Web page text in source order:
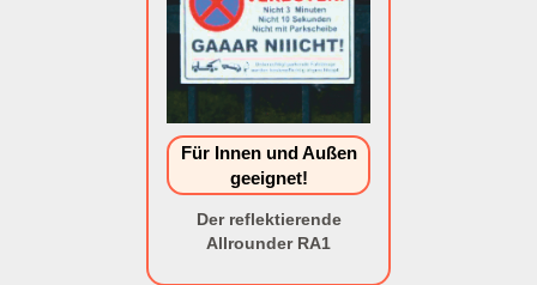
Für Innen und Außen
geeignet!
Der reflektierende
Allrounder RA1